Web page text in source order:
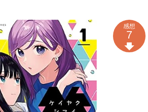
感想
7